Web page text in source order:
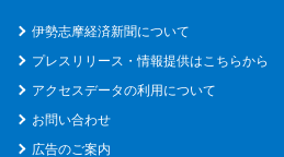
伊勢志摩経済新聞について
プレスリリース・情報提供はこちらから
アクセスデータの利用について
お問い合わせ
広告のご案内